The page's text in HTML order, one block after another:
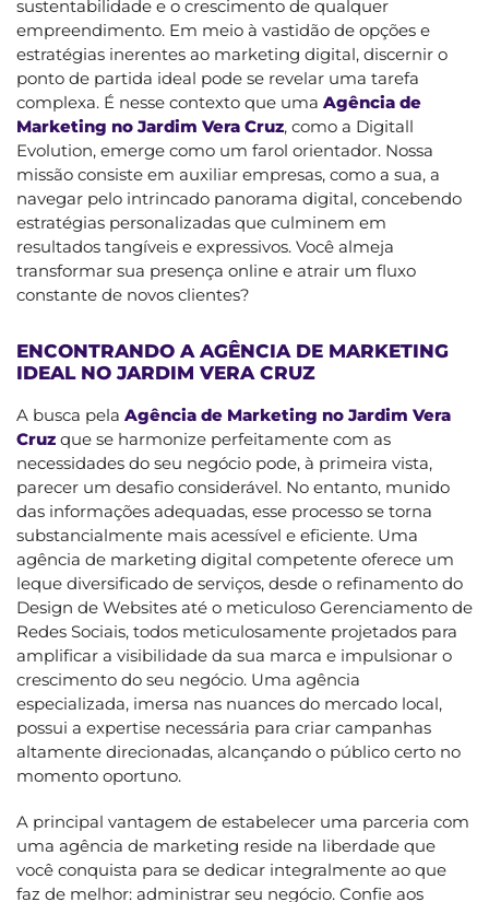
sustentabilidade e o crescimento de qualquer
empreendimento. Em meio à vastidão de opções e
estratégias inerentes ao marketing digital, discernir o
ponto de partida ideal pode se revelar uma tarefa
complexa. É nesse contexto que uma Agência de
Marketing no Jardim Vera Cruz, como a Digitall
Evolution, emerge como um farol orientador. Nossa
missão consiste em auxiliar empresas, como a sua, a
navegar pelo intrincado panorama digital, concebendo
estratégias personalizadas que culminem em
resultados tangíveis e expressivos. Você almeja
transformar sua presença online e atrair um fluxo
constante de novos clientes?
ENCONTRANDO A AGÊNCIA DE MARKETING
IDEAL NO JARDIM VERA CRUZ
A busca pela Agência de Marketing no Jardim Vera
Cruz que se harmonize perfeitamente com as
necessidades do seu negócio pode, à primeira vista,
parecer um desafio considerável. No entanto, munido
das informações adequadas, esse processo se torna
substancialmente mais acessível e eficiente. Uma
agência de marketing digital competente oferece um
leque diversificado de serviços, desde o refinamento do
Design de Websites até o meticuloso Gerenciamento de
Redes Sociais, todos meticulosamente projetados para
amplificar a visibilidade da sua marca e impulsionar o
crescimento do seu negócio. Uma agência
especializada, imersa nas nuances do mercado local,
possui a expertise necessária para criar campanhas
altamente direcionadas, alcançando o público certo no
momento oportuno.
A principal vantagem de estabelecer uma parceria com
uma agência de marketing reside na liberdade que
você conquista para se dedicar integralmente ao que
faz de melhor: administrar seu negócio. Confie aos